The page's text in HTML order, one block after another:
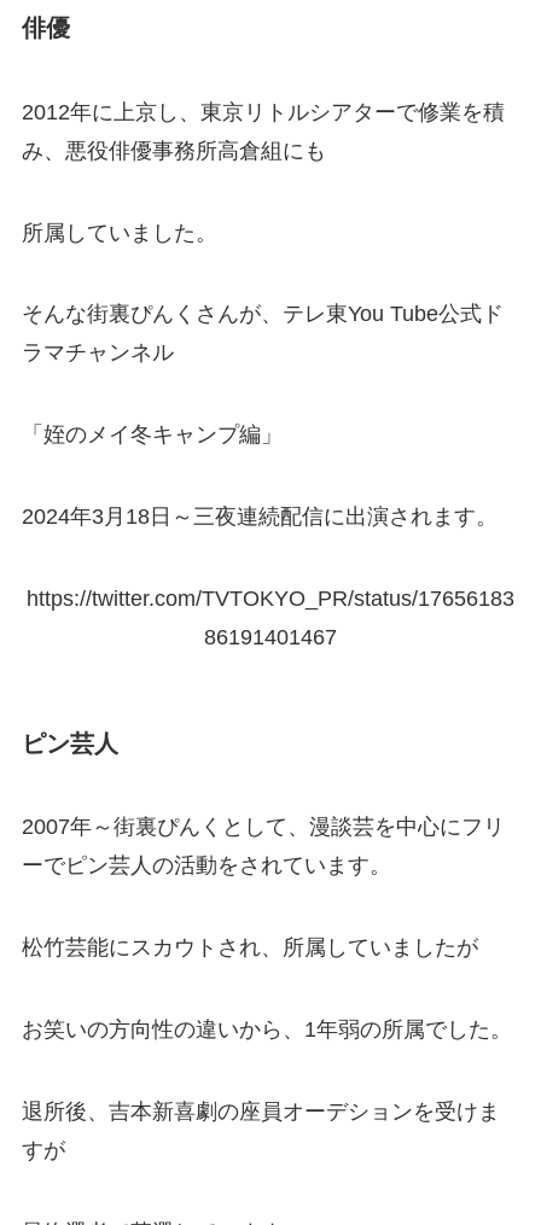
俳優
2012年に上京し、東京リトルシアターで修業を積
み、悪役俳優事務所高倉組にも
所属していました。
そんな街裏ぴんくさんが、テレ東You Tube公式ド
ラマチャンネル
「姪のメイ冬キャンプ編」
2024年3月18日～三夜連続配信に出演されます。
https://twitter.com/TVTOKYO_PR/status/17656183
86191401467
ピン芸人
2007年～街裏ぴんくとして、漫談芸を中心にフリ
ーでピン芸人の活動をされています。
松竹芸能にスカウトされ、所属していましたが
お笑いの方向性の違いから、1年弱の所属でした。
退所後、吉本新喜劇の座員オーデションを受けま
すが